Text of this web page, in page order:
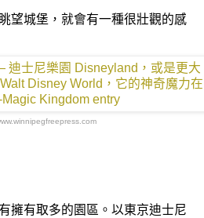
望城堡，就會有一種很壯觀的感
擁有取多的園區。以東京迪士尼